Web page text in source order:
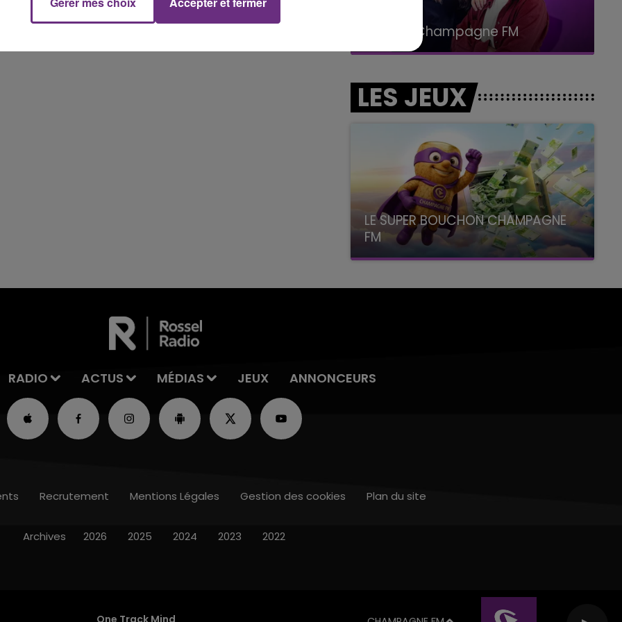
Le Club Champagne FM
LES JEUX
LE SUPER BOUCHON CHAMPAGNE
FM
avec La Famille Champagne FM, à 8H10
RADIO ACTUS MÉDIAS JEUX ANNONCEURS
One Track Mind
Recrutement Mentions Légales Gestion des cookies Plan du site
Archives 2026 2025 2024 2023 2022